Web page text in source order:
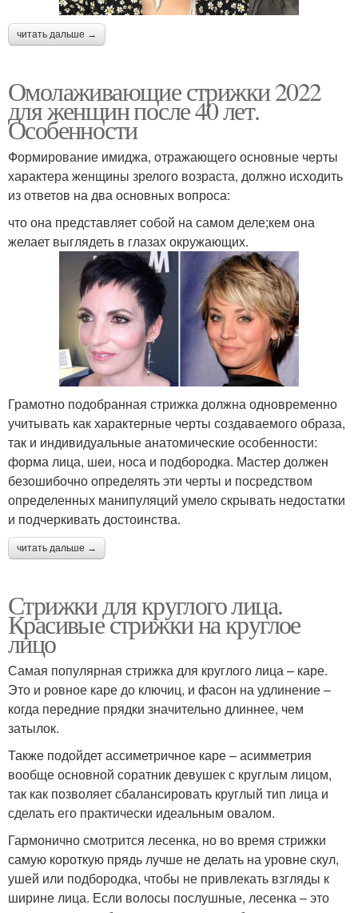
читать дальше →
Омолаживающие стрижки 2022
для женщин после 40 лет.
Особенности
Формирование имиджа, отражающего основные черты
характера женщины зрелого возраста, должно исходить
из ответов на два основных вопроса:
что она представляет собой на самом деле;кем она
желает выглядеть в глазах окружающих.
Грамотно подобранная стрижка должна одновременно
учитывать как характерные черты создаваемого образа,
так и индивидуальные анатомические особенности:
форма лица, шеи, носа и подбородка. Мастер должен
безошибочно определять эти черты и посредством
определенных манипуляций умело скрывать недостатки
и подчеркивать достоинства.
читать дальше →
Стрижки для круглого лица.
Красивые стрижки на круглое
лицо
Самая популярная стрижка для круглого лица – каре.
Это и ровное каре до ключиц, и фасон на удлинение –
когда передние прядки значительно длиннее, чем
затылок.
Также подойдет ассиметричное каре – асимметрия
вообще основной соратник девушек с круглым лицом,
так как позволяет сбалансировать круглый тип лица и
сделать его практически идеальным овалом.
Гармонично смотрится лесенка, но во время стрижки
самую короткую прядь лучше не делать на уровне скул,
ушей или подбородка, чтобы не привлекать взгляды к
ширине лица. Если волосы послушные, лесенка – это